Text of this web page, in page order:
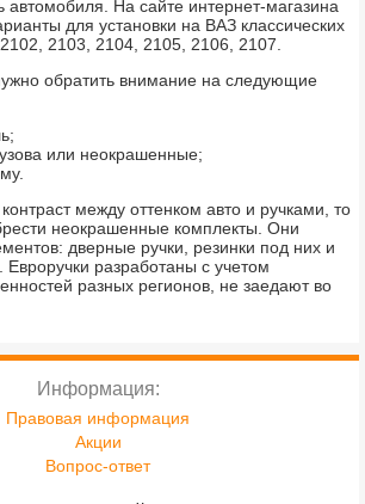
автомобиля. На сайте интернет-магазина
для установки на ВАЗ классических
2103, 2104, 2105, 2106, 2107.
обратить внимание на следующие
или неокрашенные;
между оттенком авто и ручками, то
неокрашенные комплекты. Они
дверные ручки, резинки под них и
Евроручки разработаны с учетом
разных регионов, не заедают во
Информация:
Правовая информация
Акции
Вопрос-ответ